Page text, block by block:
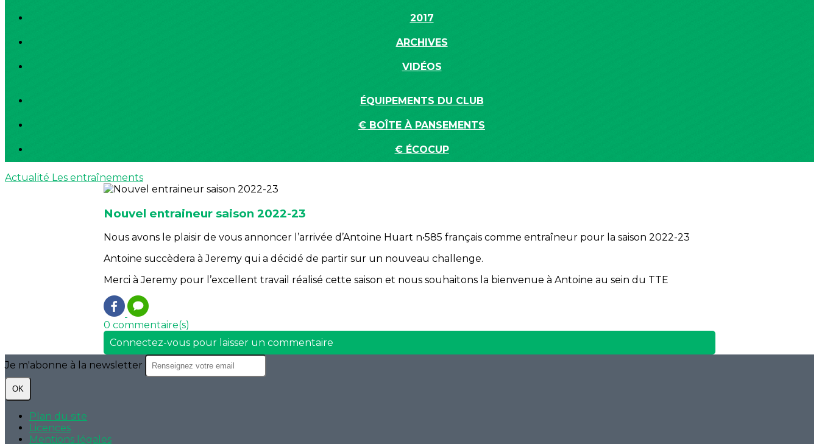
2017
ARCHIVES
VIDÉOS
ÉQUIPEMENTS DU CLUB
€ BOÎTE À PANSEMENTS
€ ÉCOCUP
Actualité Les entraînements
Nouvel entraineur saison 2022-23
Nous avons le plaisir de vous annoncer l’arrivée d’Antoine Huart n•585 français comme entraîneur pour la saison 2022-23
Antoine succèdera à Jeremy qui a décidé de partir sur un nouveau challenge.
Merci à Jeremy pour l’excellent travail réalisé cette saison et nous souhaitons la bienvenue à Antoine au sein du TTE
0 commentaire(s)
Connectez-vous pour laisser un commentaire
Je m'abonne à la newsletter
OK
Plan du site
Licences
Mentions légales